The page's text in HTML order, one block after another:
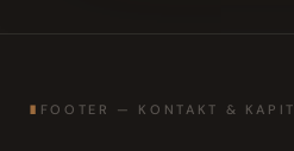
∎ FOOTER — KONTAKT &